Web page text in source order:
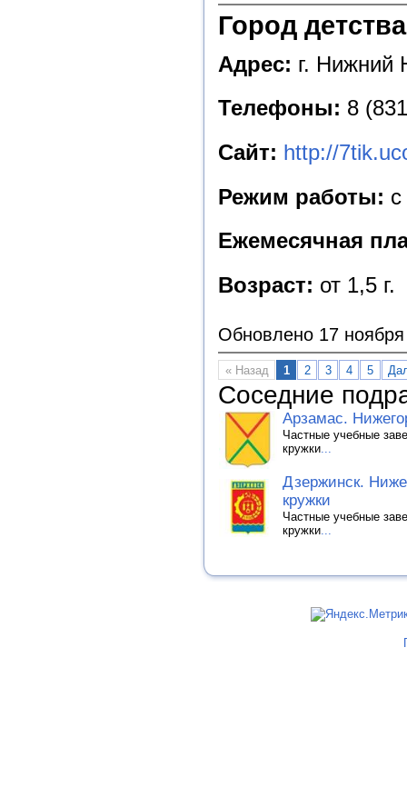
Город
Адрес: г. Нижний
Телефоны: 8
Сайт: http://
Режим работы:
Ежемесячная
Возраст: от 1,5 г.
Обновлено 17
« Назад 1 2 3 4 5
Соседние
Арзамас.
Частные учебные
кружки...
Дзержинск.
кружки
Частные учебные
кружки...